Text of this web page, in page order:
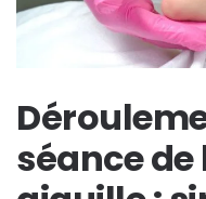
séance